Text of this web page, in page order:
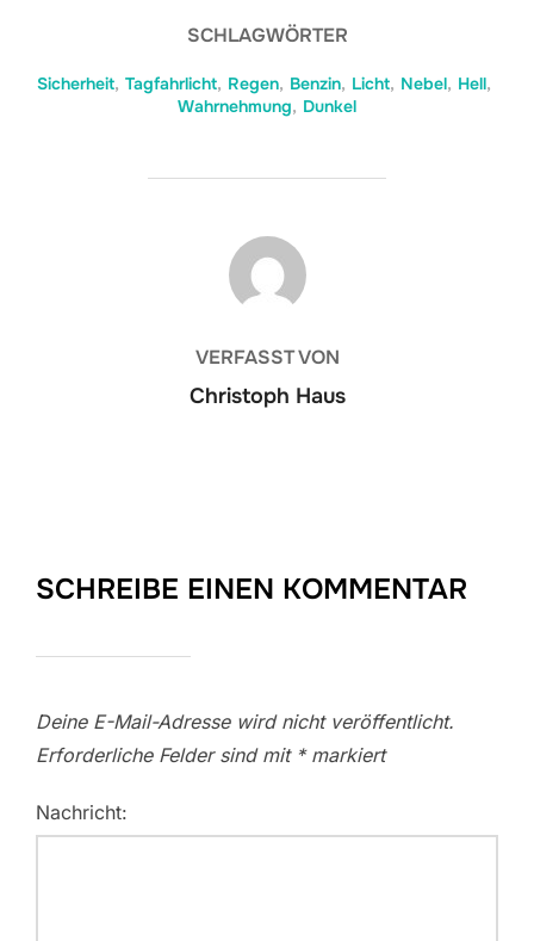
SCHLAGWÖRTER
Sicherheit, Tagfahrlicht, Regen, Benzin, Licht, Nebel, Hell,
Wahrnehmung, Dunkel
BEITRAGSAUTOR
VERFASST VON
Christoph Haus
SCHREIBE EINEN KOMMENTAR
Deine E-Mail-Adresse wird nicht veröffentlicht.
Erforderliche Felder sind mit *markiert
Nachricht: